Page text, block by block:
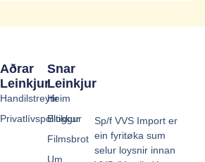
Sp/f VVS Import er
ein fyritøka sum
selur loysnir innan
Snar
Leinkjur
Heim
Bloggur
Filmsbrot
Um
Aðrar
Leinkjur
Handilstreytir
Privatlívspolitikkur